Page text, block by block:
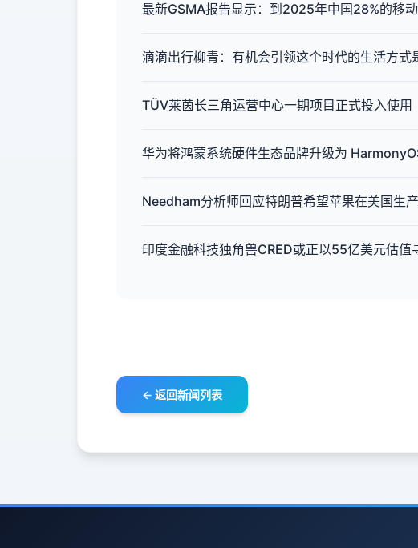
最新GSMA报告显示：到2025年中国28%的移
滴滴出行柳青：有机会引领这个时代的生活方式
TÜV莱茵长三角运营中心一期项目正式投入使用
华为将鸿蒙系统硬件生态品牌升级为
Needham分析师回应特朗普希望苹果在美国生
印度金融科技独角兽CRED或正以55亿美元估值
← 返回新闻列表